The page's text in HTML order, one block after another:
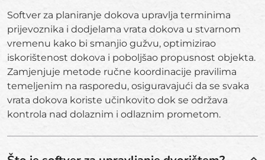
Softver za planiranje dokova upravlja terminima
prijevoznika i dodjelama vrata dokova u stvarnom
vremenu kako bi smanjio gužvu, optimizirao
iskorištenost dokova i poboljšao propusnost objekta.
Zamjenjuje metode ručne koordinacije pravilima
temeljenim na rasporedu, osiguravajući da se svaka
vrata dokova koriste učinkovito dok se održava
kontrola nad dolaznim i odlaznim prometom.